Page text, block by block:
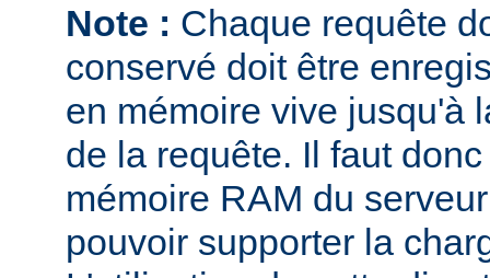
Note : Chaque requête
conservé doit être
en mémoire vive jusqu'à
de la requête. Il faut
mémoire RAM du
pouvoir supporter la